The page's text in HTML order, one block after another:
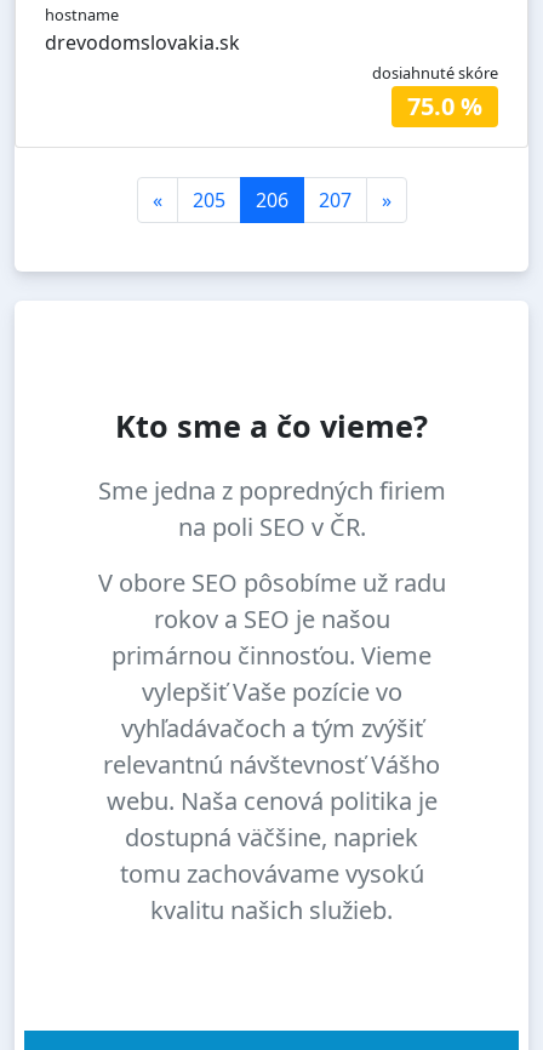
hostname
drevodomslovakia.sk
dosiahnuté skóre
75.0 %
« 205 206 207 »
Kto sme a čo vieme?
Sme jedna z popredných firiem
na poli SEO v ČR.
V obore SEO pôsobíme už radu
rokov a SEO je našou
primárnou činnosťou. Vieme
vylepšiť Vaše pozície vo
vyhľadávačoch a tým zvýšiť
relevantnú návštevnosť Vášho
webu. Naša cenová politika je
dostupná väčšine, napriek
tomu zachovávame vysokú
kvalitu našich služieb.